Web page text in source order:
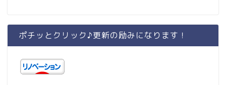
ポチッとクリック♪更新の励みになります！